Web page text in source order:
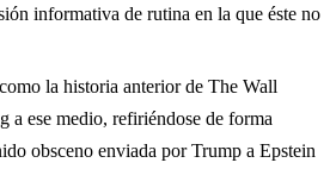
informativa de rutina en la que éste no
la historia anterior de The Wall
a ese medio, refiriéndose de forma
obsceno enviada por Trump a Epstein